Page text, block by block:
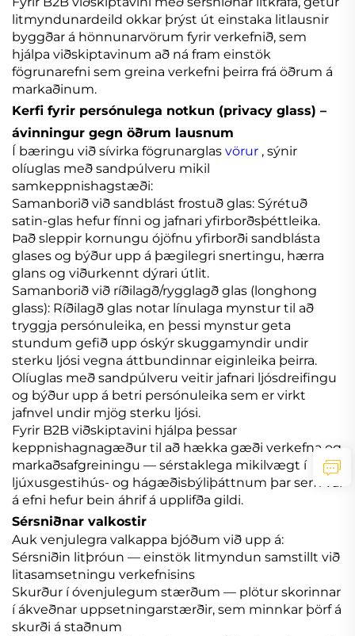
litmyndunardeild okkar þrýst út einstaka litlausnir
byggðar á hönnunarvörum fyrir verkefnið, sem
hjálpa viðskiptavinum að ná fram einstök
fögrunarefni sem greina verkefni þeirra frá öðrum á
markaðinum.
Kerfi fyrir persónulega notkun (privacy glass) –
ávinningur gegn öðrum lausnum
Í bæringu við sívirka fögrunarglas vörur , sýnir
olíuglas með sandpúlveru mikil
samkeppnishagstæði:
Samanborið við sandblást frostuð glas: Sýrétuð
satin-glas hefur fínni og jafnari yfirborðsþéttleika.
Það sleppir kornungu ójöfnu yfirborði sandblásta
glases og býður upp á þægilegri snertingu, hærra
glans og viðurkennt dýrari útlit.
Samanborið við ríðilagð/rygglagð glas (longhong
glass): Ríðilagð glas notar línulaga mynstur til að
tryggja persónuleika, en þessi mynstur geta
stundum gefið upp óskýr skuggamyndir undir
sterku ljósi vegna áttbundinnar eiginleika þeirra.
Olíuglas með sandpúlveru veitir jafnari ljósdreifingu
og býður upp á betri persónuleika sem er virkt
jafnvel undir mjög sterku ljósi.
Fyrir B2B viðskiptavini hjálpa þessar
keppnishagnagæður til að hækka gæði verkefna og
markaðsafgreiningu — sérstaklega mikilvægt í
ljúxusgestihús- og hágæðisbýliþáttnum þar sem val
á efni hefur bein áhrif á upplifða gildi.
Sérsniðnar valkostir
Auk venjulegra valkappa bjóðum við upp á:
Sérsniðin litþróun — einstök litmyndun samstillt við
litasamsetningu verkefnisins
Skurður í óvenjulegum stærðum — plötur skorinnar
í ákveðnar uppsetningarstærðir, sem minnkar þörf á
skurði á staðnum